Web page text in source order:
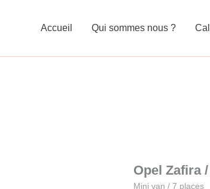
Accueil Qui sommes nous ?
Opel Zafira
Mini van / 7 places